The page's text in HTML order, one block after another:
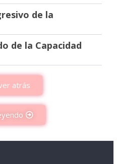
de la
de la Capacidad
atrás